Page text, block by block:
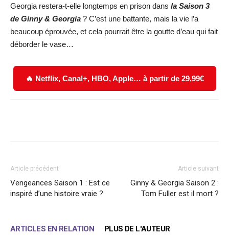
Georgia restera-t-elle longtemps en prison dans la Saison 3
de Ginny & Georgia ? C’est une battante, mais la vie l’a
beaucoup éprouvée, et cela pourrait être la goutte d’eau qui fait
déborder le vase…
🔥 Netflix, Canal+, HBO, Apple… à partir de 29,99€
Article précédent
Vengeances Saison 1 : Est ce
inspiré d’une histoire vraie ?
Article suivant
Ginny & Georgia Saison 2 :
Tom Fuller est il mort ?
ARTICLES EN RELATION PLUS DE L'AUTEUR